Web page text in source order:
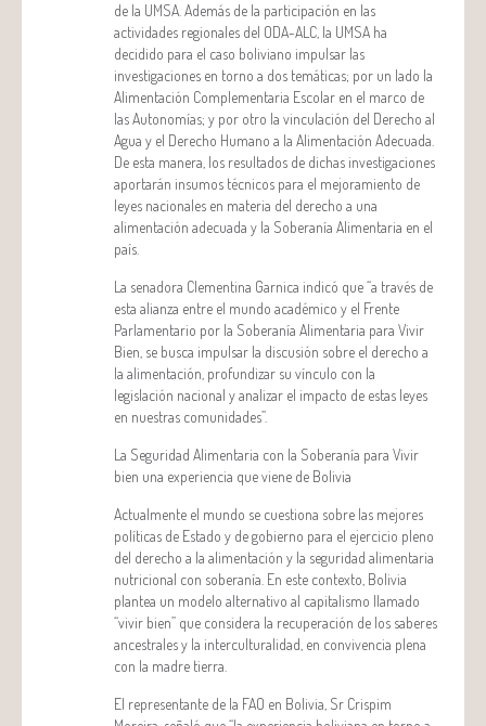
de la UMSA. Además de la participación en las
actividades regionales del ODA-ALC, la UMSA ha
decidido para el caso boliviano impulsar las
investigaciones en torno a dos temáticas; por un lado la
Alimentación Complementaria Escolar en el marco de
las Autonomías; y por otro la vinculación del Derecho al
Agua y el Derecho Humano a la Alimentación Adecuada.
De esta manera, los resultados de dichas investigaciones
aportarán insumos técnicos para el mejoramiento de
leyes nacionales en materia del derecho a una
alimentación adecuada y la Soberanía Alimentaria en el
país.
La senadora Clementina Garnica indicó que “a través de
esta alianza entre el mundo académico y el Frente
Parlamentario por la Soberanía Alimentaria para Vivir
Bien, se busca impulsar la discusión sobre el derecho a
la alimentación, profundizar su vínculo con la
legislación nacional y analizar el impacto de estas leyes
en nuestras comunidades”.
La Seguridad Alimentaria con la Soberanía para Vivir
bien una experiencia que viene de Bolivia
Actualmente el mundo se cuestiona sobre las mejores
políticas de Estado y de gobierno para el ejercicio pleno
del derecho a la alimentación y la seguridad alimentaria
nutricional con soberanía. En este contexto, Bolivia
plantea un modelo alternativo al capitalismo llamado
“vivir bien” que considera la recuperación de los saberes
ancestrales y la interculturalidad, en convivencia plena
con la madre tierra.
El representante de la FAO en Bolivia, Sr Crispim